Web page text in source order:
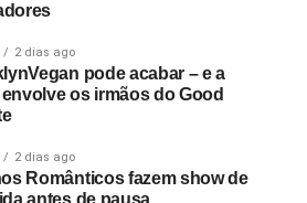
2 dias ago
pode acabar – e a
os irmãos do Good
2 dias ago
Românticos fazem show de
antes de pausa